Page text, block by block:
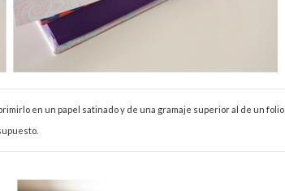
en un papel satinado y de una gramaje superior al de un folio